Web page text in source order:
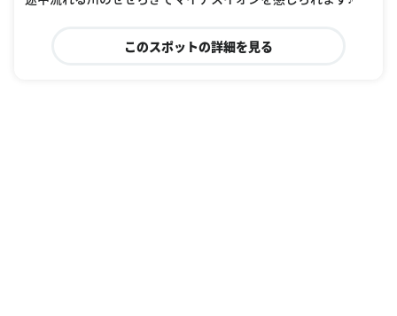
このスポットの詳細を見る